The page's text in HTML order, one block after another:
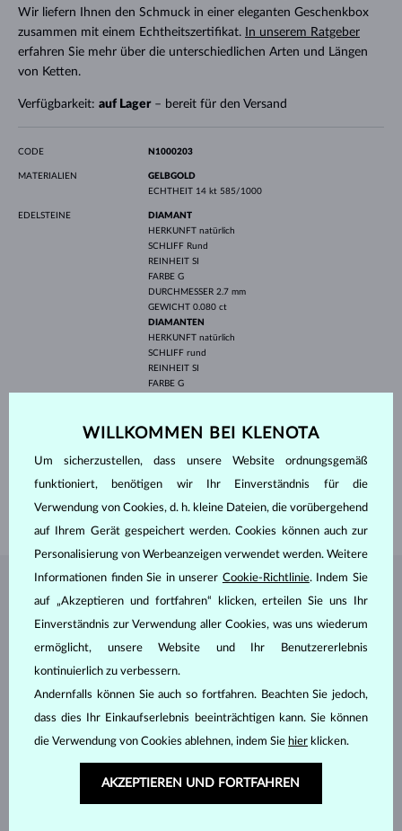
Wir liefern Ihnen den Schmuck in einer eleganten Geschenkbox
zusammen mit einem Echtheitszertifikat.
In unserem Ratgeber
erfahren Sie mehr über die unterschiedlichen Arten und Längen
von Ketten.
Verfügbarkeit: auf Lager– bereit für den Versand
CODE N1000203
MATERIALIEN
GELBGOLD
ECHTHEIT 14 kt 585/1000
EDELSTEINE
DIAMANT
HERKUNFT natürlich
SCHLIFF Rund
REINHEIT SI
FARBE G
DURCHMESSER 2.7 mm
GEWICHT 0.080 ct
DIAMANTEN
HERKUNFT natürlich
SCHLIFF rund
REINHEIT SI
FARBE G
8.40 mm
HÖHE 9.60 mm
LÄNGE 400.00 mm
GEWICHT 1.75 g
SCHMUCK AUS DEM KLENOTA ATELIER
WILLKOMMEN BEI KLENOTA
Um sicherzustellen, dass unsere Website ordnungsgemäß
funktioniert, benötigen wir Ihr Einverständnis für die
Verwendung von Cookies, d. h. kleine Dateien, die vorübergehend
auf Ihrem Gerät gespeichert werden. Cookies können auch zur
Personalisierung von Werbeanzeigen verwendet werden. Weitere
Informationen finden Sie in unserer Cookie-Richtlinie. Indem Sie
auf „Akzeptieren und fortfahren“ klicken, erteilen Sie uns Ihr
Einverständnis zur Verwendung aller Cookies, was uns wiederum
ermöglicht, unsere Website und Ihr Benutzererlebnis
kontinuierlich zu verbessern.
Andernfalls können Sie auch so fortfahren. Beachten Sie jedoch,
dass dies Ihr Einkaufserlebnis beeinträchtigen kann. Sie können
die Verwendung von Cookies ablehnen, indem Sie hier klicken.
AKZEPTIEREN UND FORTFAHREN